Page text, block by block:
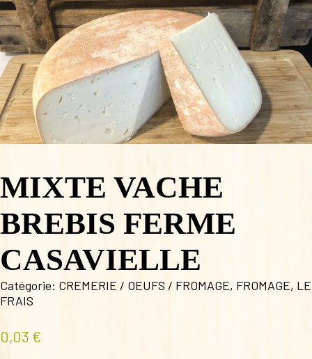
MIXTE VACHE
BREBIS FERME
CASAVIELLE
Catégorie: CREMERIE / OEUFS / FROMAGE, FROMAGE, LE
FRAIS
0,03 €